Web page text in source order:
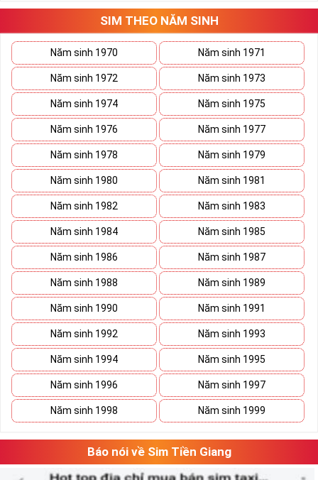
SIM THEO NĂM SINH
Năm sinh 1970 Năm sinh 1971
Năm sinh 1972 Năm sinh 1973
Năm sinh 1974 Năm sinh 1975
Năm sinh 1976 Năm sinh 1977
Năm sinh 1978 Năm sinh 1979
Năm sinh 1980 Năm sinh 1981
Năm sinh 1982 Năm sinh 1983
Năm sinh 1984 Năm sinh 1985
Năm sinh 1986 Năm sinh 1987
Năm sinh 1988 Năm sinh 1989
Năm sinh 1990 Năm sinh 1991
Năm sinh 1992 Năm sinh 1993
Năm sinh 1994 Năm sinh 1995
Năm sinh 1996 Năm sinh 1997
Năm sinh 1998 Năm sinh 1999
Báo nói về Sim Tiền Giang